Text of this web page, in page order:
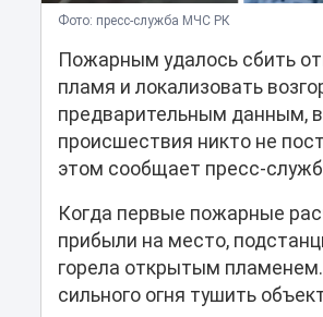
Фото: пресс-служба МЧС РК
Пожарным удалось сбить
пламя и локализовать
предварительным данным, в
происшествия никто не
этом сообщает пресс-
Когда первые пожарные
прибыли на место,
горела открытым
сильного огня тушить